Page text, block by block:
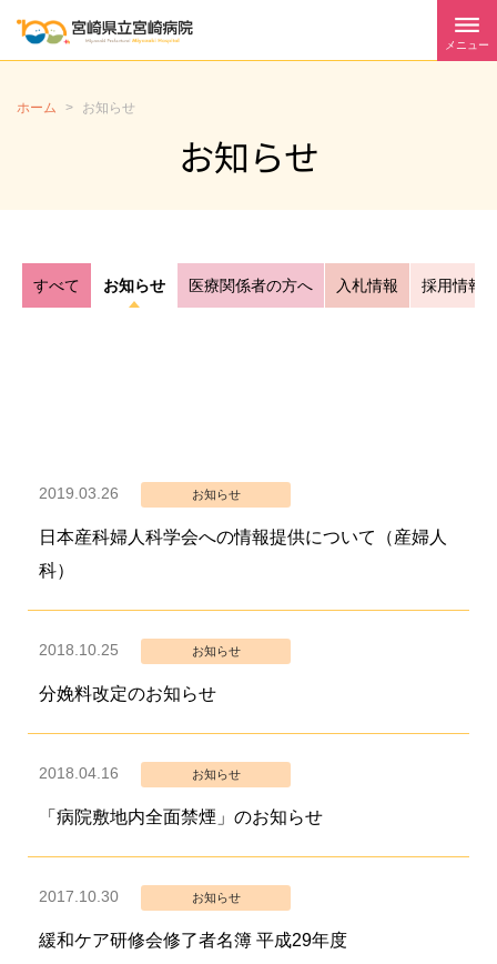
メニュー
ホーム > お知らせ
お知らせ
すべて お知らせ 医療関係者の方へ 入札情報 採用情報
2019.03.26 お知らせ
日本産科婦人科学会への情報提供について（産婦人
科）
2018.10.25 お知らせ
分娩料改定のお知らせ
2018.04.16 お知らせ
「病院敷地内全面禁煙」のお知らせ
2017.10.30 お知らせ
緩和ケア研修会修了者名簿 平成29年度